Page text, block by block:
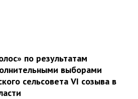
по результатам
выборами
сельсовета VI созыва в